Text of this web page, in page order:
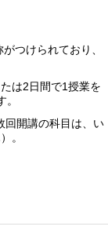
つけられており、
は2日間で1授業を
回開講の科目は、い
。